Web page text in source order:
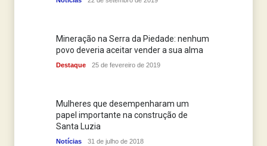
Mineração na Serra da Piedade: nenhum
povo deveria aceitar vender a sua alma
Destaque 25 de fevereiro de 2019
Mulheres que desempenharam um
papel importante na construção de
Santa Luzia
Notícias 31 de julho de 2018